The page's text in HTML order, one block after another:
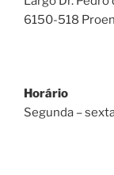
6150-518
Horário
Segunda –